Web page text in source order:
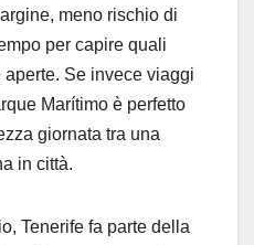
meno rischio di
per capire quali
Se invece viaggi
Marítimo è perfetto
giornata tra una
in città.
Tenerife fa parte della